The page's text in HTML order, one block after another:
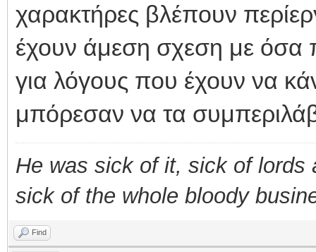
χαρακτήρες βλέπουν
έχουν άμεση σχεση με όσα
για λόγους που έχουν να
μπόρεσαν να τα
He was sick of it, sick of lords
sick of the whole bloody
Find